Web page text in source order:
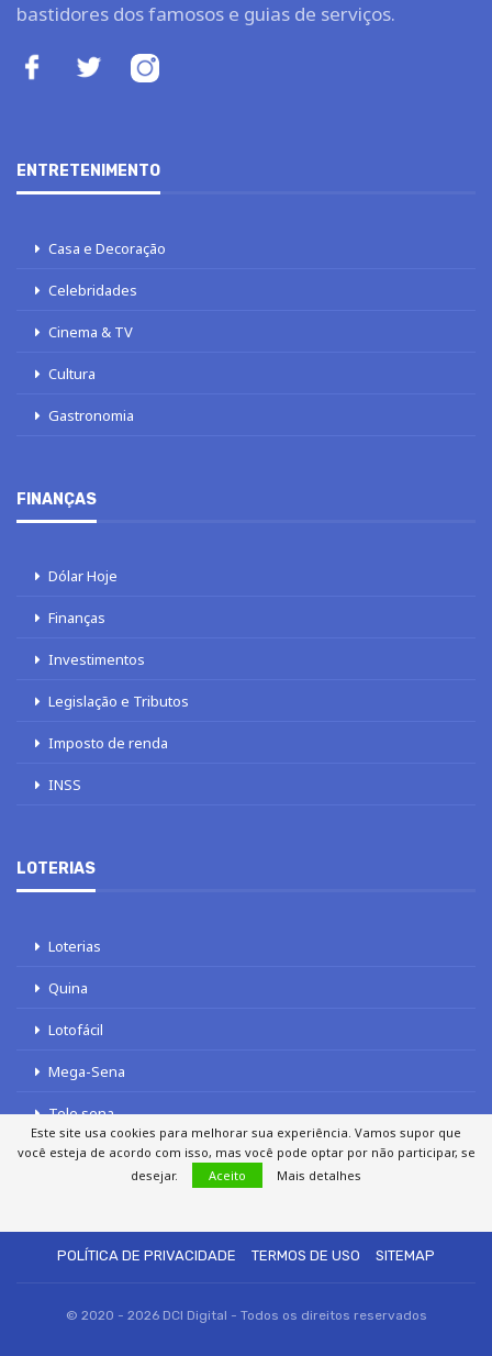
bastidores dos famosos e guias de serviços.
ENTRETENIMENTO
Casa e Decoração
Celebridades
Cinema & TV
Cultura
Gastronomia
FINANÇAS
Dólar Hoje
Finanças
Investimentos
Legislação e Tributos
Imposto de renda
INSS
LOTERIAS
Loterias
Quina
Lotofácil
Mega-Sena
Tele sena
POLÍTICA DE PRIVACIDADE
TERMOS DE USO SITEMAP
© 2020 - 2026 DCI Digital - Todos os direitos reservados
Este site usa cookies para melhorar sua experiência. Vamos supor que
você esteja de acordo com isso, mas você pode optar por não participar, se
desejar.
Aceito Mais detalhes